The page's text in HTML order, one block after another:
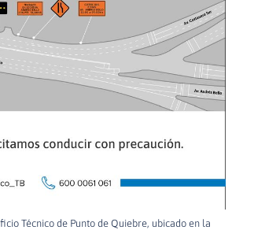
Técnico de Punto de Quiebre, ubicado en la